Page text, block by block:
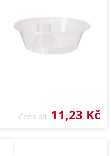
Cena od 11,23 Kč